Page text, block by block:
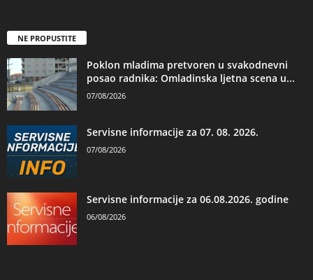
NE PROPUSTITE
Poklon mladima pretvoren u svakodnevni
posao radnika: Omladinska ljetna scena u...
07/08/2026
Servisne informacije za 07. 08. 2026.
07/08/2026
Servisne informacije za 06.08.2026. godine
06/08/2026